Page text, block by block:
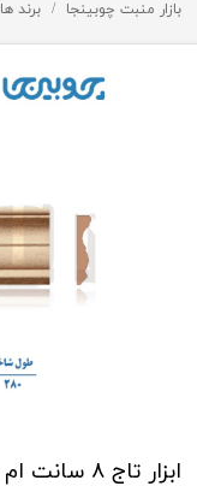
بازار منبت چوبینجا برند ها
ابزار تاج ۸ سانت ام دی اف کد 8-2647